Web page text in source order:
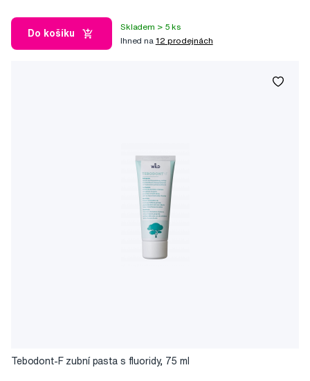
Do košíku
Skladem > 5 ks
Ihned na 12 prodejnách
Tebodont-F zubní pasta s fluoridy, 75 ml